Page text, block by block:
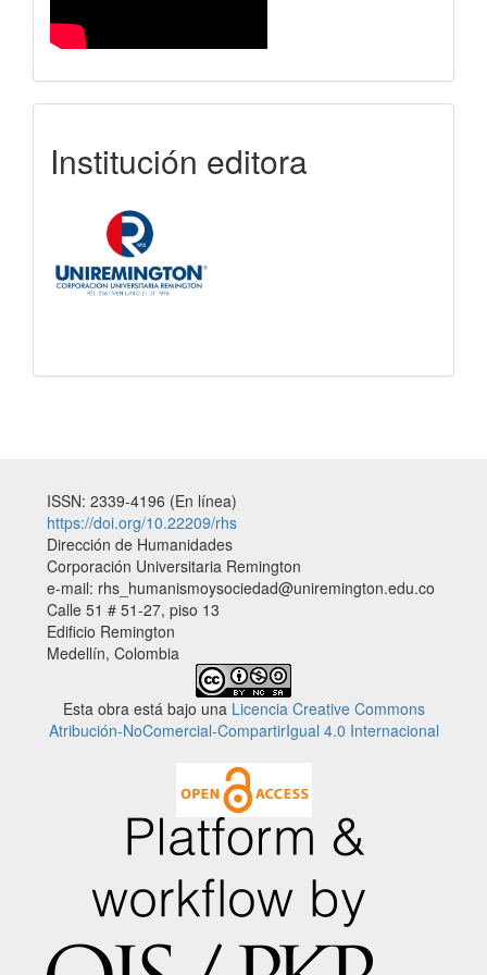
Institución editora
ISSN: 2339-4196 (En línea)
https://doi.org/10.22209/rhs
Dirección de Humanidades
Corporación Universitaria Remington
e-mail: rhs_humanismoysociedad@uniremington.edu.co
Calle 51 # 51-27, piso 13
Edificio Remington
Medellín, Colombia
Esta obra está bajo una Licencia Creative Commons
Atribución-NoComercial-CompartirIgual 4.0 Internacional